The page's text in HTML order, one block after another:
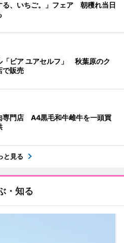
る、いちご。」フェア 朝穫れ当日
「ビア ユアセルフ」 秋葉原のク
で販売
専門店 A4黒毛和牛雌牛を一頭買
と見る
・知る